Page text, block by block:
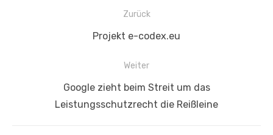
Beitragsnavigation
Zurück
Vorheriger
Projekt e-codex.eu
Weiter
Google zieht beim Streit um das
Leistungsschutzrecht die Reißleine